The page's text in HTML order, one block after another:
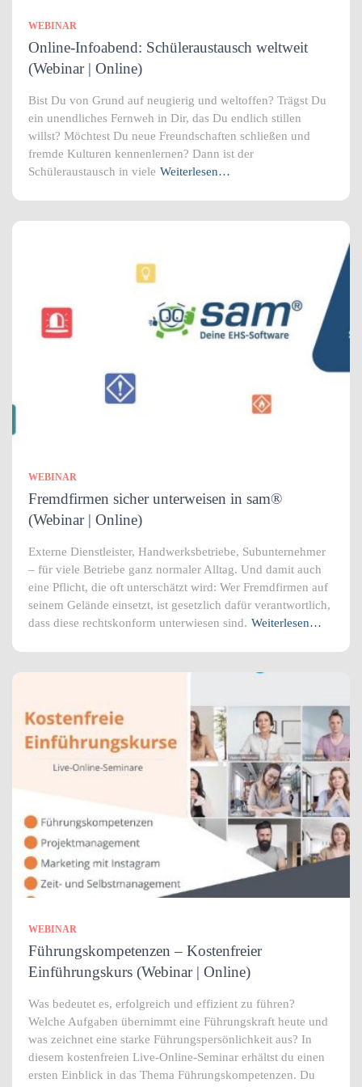
WEBINAR
Online-Infoabend: Schüleraustausch weltweit
(Webinar | Online)
Bist Du von Grund auf neugierig und weltoffen? Trägst Du
ein unendliches Fernweh in Dir, das Du endlich stillen
willst? Möchtest Du neue Freundschaften schließen und
fremde Kulturen kennenlernen? Dann ist der
Schüleraustausch in viele Weiterlesen…
WEBINAR
Fremdfirmen sicher unterweisen in sam®
(Webinar | Online)
Externe Dienstleister, Handwerksbetriebe, Subunternehmer
– für viele Betriebe ganz normaler Alltag. Und damit auch
eine Pflicht, die oft unterschätzt wird: Wer Fremdfirmen auf
seinem Gelände einsetzt, ist gesetzlich dafür verantwortlich,
dass diese rechtskonform unterwiesen sind. Weiterlesen…
WEBINAR
Führungskompetenzen – Kostenfreier
Einführungskurs (Webinar | Online)
Was bedeutet es, erfolgreich und effizient zu führen?
Welche Aufgaben übernimmt eine Führungskraft heute und
was zeichnet eine starke Führungspersönlichkeit aus? In
diesem kostenfreien Live-Online-Seminar erhältst du einen
ersten Einblick in das Thema Führungskompetenzen. Du